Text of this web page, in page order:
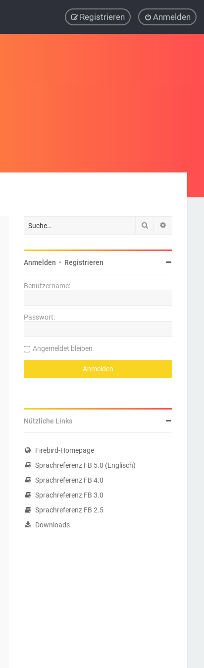
Anmelden
Registrieren
Suche
Anmelden • Registrieren
Benutzername:
Passwort:
Angemeldet bleiben
Nützliche Links
Firebird-Homepage
Sprachreferenz FB 5.0 (Englisch)
Sprachreferenz FB 4.0
Sprachreferenz FB 3.0
Sprachreferenz FB 2.5
Downloads